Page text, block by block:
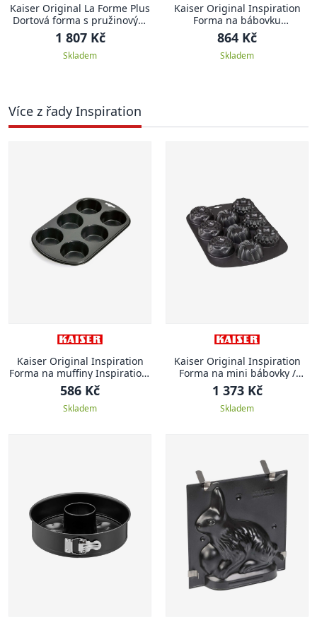
Kaiser Original La Forme Plus
Dortová forma s pružinovým
uzávěrem kónická La Forme
Plus, 30 cm
1 807 Kč
Skladem
Kaiser Original Inspiration
Forma na bábovku
Inspiration, 24 cm
864 Kč
Skladem
Více z řady Inspiration
Kaiser Original Inspiration
Forma na muffiny Inspiration,
6 ks
586 Kč
Skladem
Kaiser Original Inspiration
Forma na mini bábovky /
muffiny Inspiration, pro 9 ks
1 373 Kč
Skladem